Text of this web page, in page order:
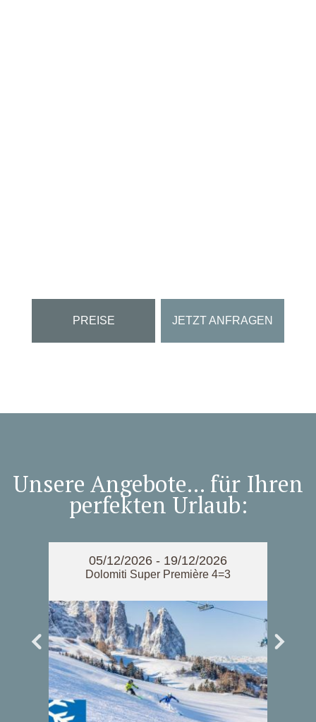
PREISE JETZT ANFRAGEN
Unsere Angebote... für Ihren
perfekten Urlaub:
05/12/2026 - 19/12/2026
Dolomiti Super Première 4=3